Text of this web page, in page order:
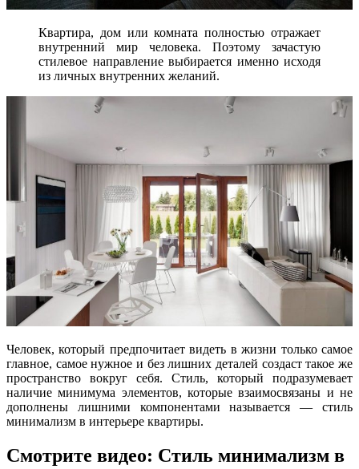
Квартира, дом или комната полностью отражает
внутренний мир человека. Поэтому зачастую
стилевое направление выбирается именно исходя
из личных внутренних желаний.
Человек, который предпочитает видеть в жизни только самое
главное, самое нужное и без лишних деталей создаст такое же
пространство вокруг себя. Стиль, который подразумевает
наличие минимума элементов, которые взаимосвязаны и не
дополнены лишними компонентами называется — стиль
минимализм в интерьере квартиры.
Смотрите видео: Стиль минимализм в